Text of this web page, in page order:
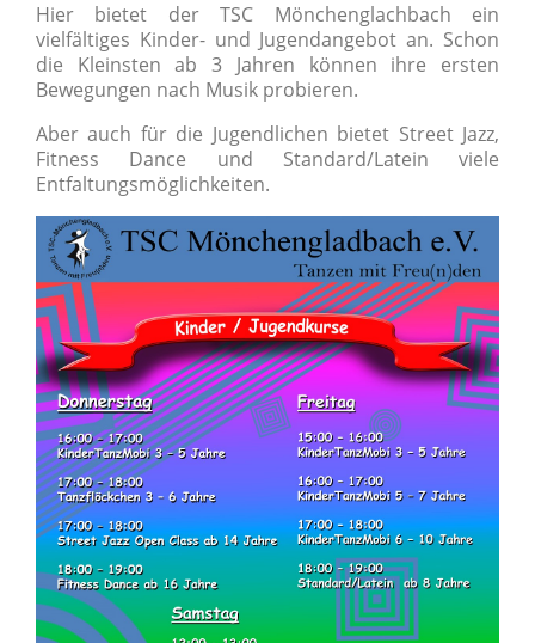
Hier bietet der TSC Mönchenglachbach ein
vielfältiges Kinder- und Jugendangebot an. Schon
die Kleinsten ab 3 Jahren können ihre ersten
Bewegungen nach Musik probieren.
Aber auch für die Jugendlichen bietet Street Jazz,
Fitness Dance und Standard/Latein viele
Entfaltungsmöglichkeiten.